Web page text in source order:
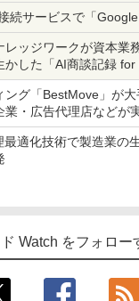
続サービスで「
レッジワークが資本業
かした「AI商談記録
ング「BestMove」が
業・広告代理店などが
最適化技術で製造業の
Watch をフォロー